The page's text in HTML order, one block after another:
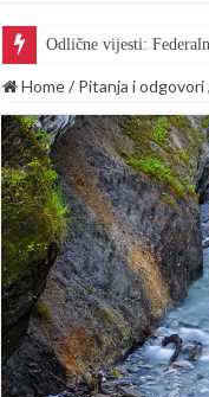
Odlične vijesti:
Home/ Pitanja i odgovori